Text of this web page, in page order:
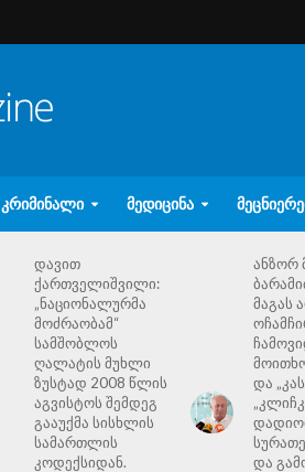
ᲙᲠᲘᲛᲘᲜᲐᲚᲘ ᲛᲔᲓᲘᲪᲘᲜᲐ
დავით
ქართველიშვილი:
„ნაციონალურმა
მოძრაობამ“
სამშობლოს
ღალატის მუხლი
ზუსტად 2008 წლის
აგვისტოს შემდეგ
გააუქმა სისხლის
სამართლის
კოდექსიდან.
ანზორ
მაგას
და
და